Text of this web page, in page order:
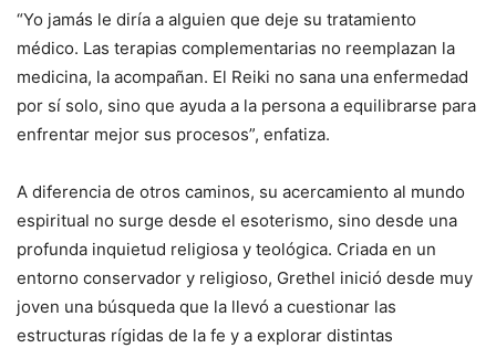
“Yo jamás le diría a alguien que deje su tratamiento
médico. Las terapias complementarias no reemplazan la
medicina, la acompañan. El Reiki no sana una enfermedad
por sí solo, sino que ayuda a la persona a equilibrarse para
enfrentar mejor sus procesos”, enfatiza.
A diferencia de otros caminos, su acercamiento al mundo
espiritual no surge desde el esoterismo, sino desde una
profunda inquietud religiosa y teológica. Criada en un
entorno conservador y religioso, Grethel inició desde muy
joven una búsqueda que la llevó a cuestionar las
estructuras rígidas de la fe y a explorar distintas